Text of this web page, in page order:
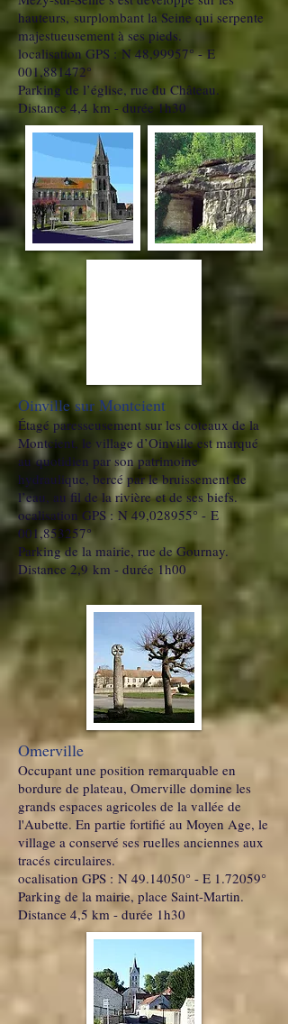
hauteurs, surplombant la Seine qui serpente
majestueusement à ses pieds.
localisation GPS : N 48,99957° - E
001,881472°
Parking de l’église, rue du Château.
Distance 4,4 km - durée 1h30
Oinville sur Montcient
Étagé paresseusement sur les coteaux de la
Montcient, le village d’Oinville est marqué
au quotidien par son patrimoine
hydraulique, bercé par le bruissement de
l’eau, au fil de la rivière et de ses biefs.
ocalisation GPS : N 49,028955° - E
001,853257°
Parking de la mairie, rue de Gournay.
Distance 2,9 km - durée 1h00
Omerville
Occupant une position remarquable en
bordure de plateau, Omerville domine les
grands espaces agricoles de la vallée de
l'Aubette. En partie fortifié au Moyen Age, le
village a conservé ses ruelles anciennes aux
tracés circulaires.
ocalisation GPS : N 49.14050° - E 1.72059°
Parking de la mairie, place Saint-Martin.
Distance 4,5 km - durée 1h30